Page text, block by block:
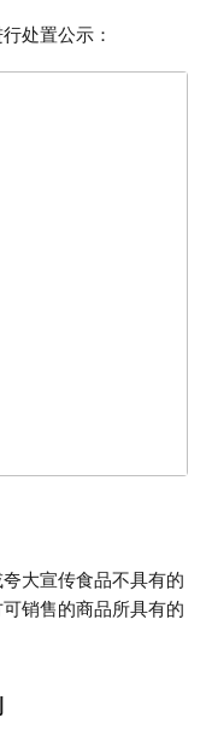
处置公示：
大宣传食品不具有的
销售的商品所具有的